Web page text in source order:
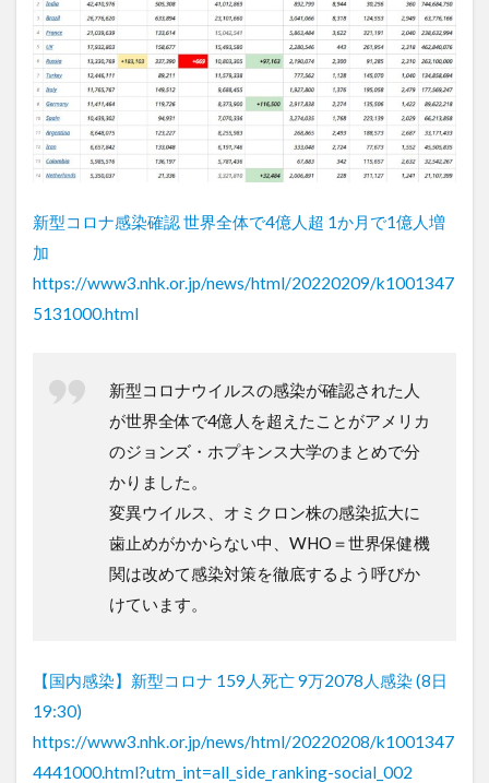
新型コロナ感染確認 世界全体で4億人超 1か月で1億人増
加
https://www3.nhk.or.jp/news/html/20220209/k1001347
5131000.html
新型コロナウイルスの感染が確認された人
が世界全体で4億人を超えたことがアメリカ
のジョンズ・ホプキンス大学のまとめで分
かりました。
変異ウイルス、オミクロン株の感染拡大に
歯止めがかからない中、WHO＝世界保健機
関は改めて感染対策を徹底するよう呼びか
けています。
【国内感染】新型コロナ 159人死亡 9万2078人感染 (8日
19:30)
https://www3.nhk.or.jp/news/html/20220208/k1001347
4441000.html?utm_int=all_side_ranking-social_002